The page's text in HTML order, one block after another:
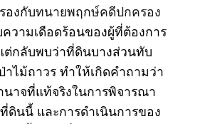
องกับทนายพฤกษ์คดีปกครอง
วามเดือดร้อนของผู้ที่ต้องการ
กลับพบว่าที่ดินบางส่วนทับ
ไม้ถาวร ทำให้เกิดคำถามว่า
าจที่แท้จริงในการพิจารณา
ดินนี้ และการดำเนินการของ